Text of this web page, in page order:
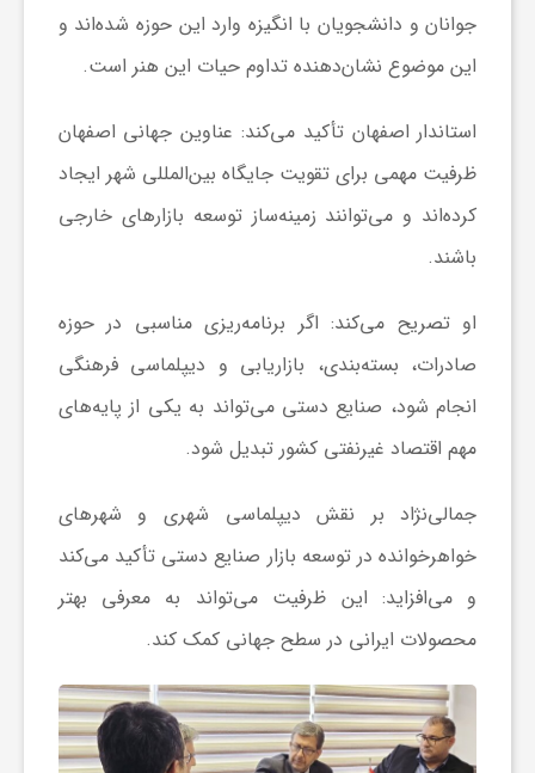
جوانان و دانشجویان با انگیزه وارد این حوزه شده‌اند و
این موضوع نشان‌دهنده تداوم حیات این هنر است.
استاندار اصفهان تأکید می‌کند: عناوین جهانی اصفهان
ظرفیت مهمی برای تقویت جایگاه بین‌المللی شهر ایجاد
کرده‌اند و می‌توانند زمینه‌ساز توسعه بازارهای خارجی
باشند.
او تصریح می‌کند: اگر برنامه‌ریزی مناسبی در حوزه
صادرات، بسته‌بندی، بازاریابی و دیپلماسی فرهنگی
انجام شود، صنایع دستی می‌تواند به یکی از پایه‌های
مهم اقتصاد غیرنفتی کشور تبدیل شود.
جمالی‌نژاد بر نقش دیپلماسی شهری و شهرهای
خواهرخوانده در توسعه بازار صنایع دستی تأکید می‌کند
و می‌افزاید: این ظرفیت می‌تواند به معرفی بهتر
محصولات ایرانی در سطح جهانی کمک کند.